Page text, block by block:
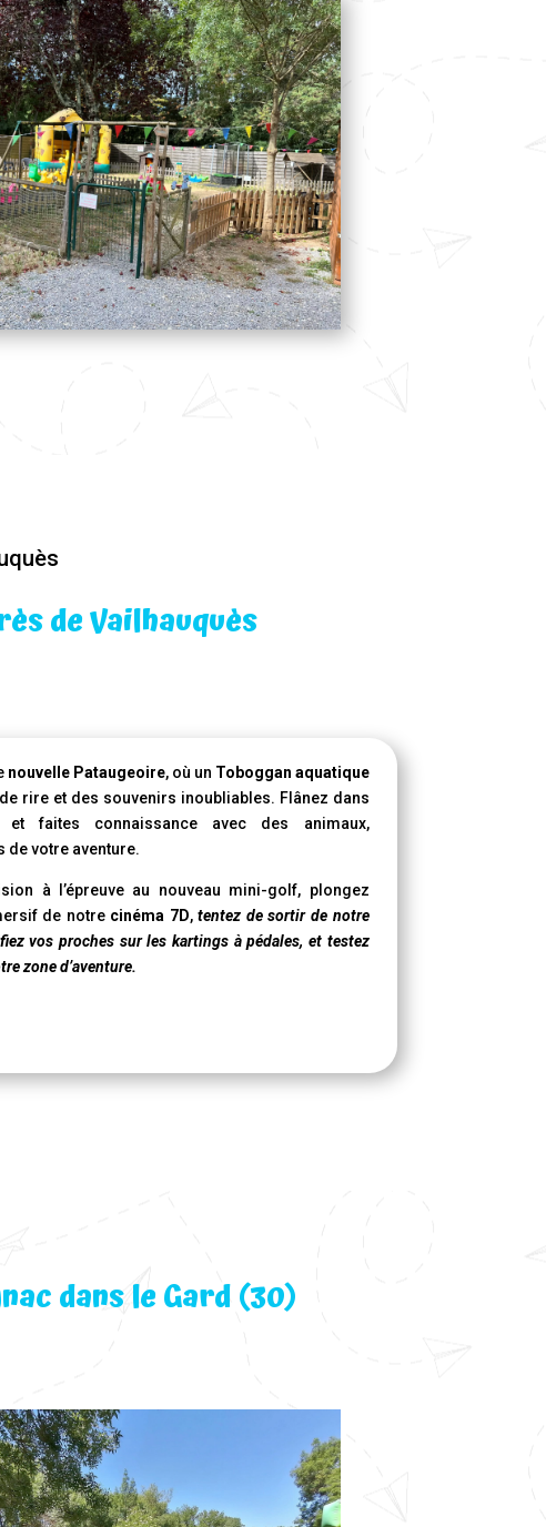
de Vailhauquès
nouvelle Pataugeoire, où un Toboggan aquatique
rire et des souvenirs inoubliables. Flânez dans
et faites connaissance avec des animaux,
de votre aventure.
à l’épreuve au nouveau mini-golf, plongez
de notre cinéma 7D,tentez de sortir de notre
vos proches sur les kartings à pédales, et testez
zone d’aventure.
dans le Gard (30)